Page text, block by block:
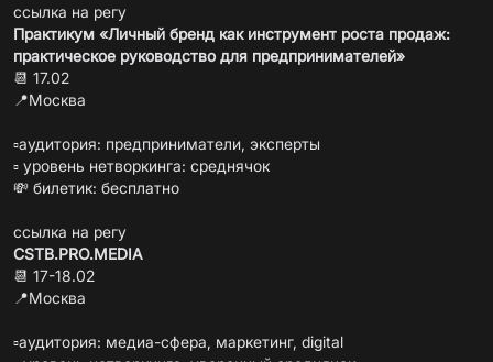
ссылка на регу
Практикум «Личный бренд как инструмент роста продаж:
практическое руководство для предпринимателей»
📆 17.02
📍Москва
▫️аудитория: предприниматели, эксперты
▫️ уровень нетворкинга: среднячок
💸 билетик: бесплатно
ссылка на регу
CSTB.PRO.MEDIA
📆 17-18.02
📍Москва
▫️аудитория: медиа-сфера, маркетинг, digital